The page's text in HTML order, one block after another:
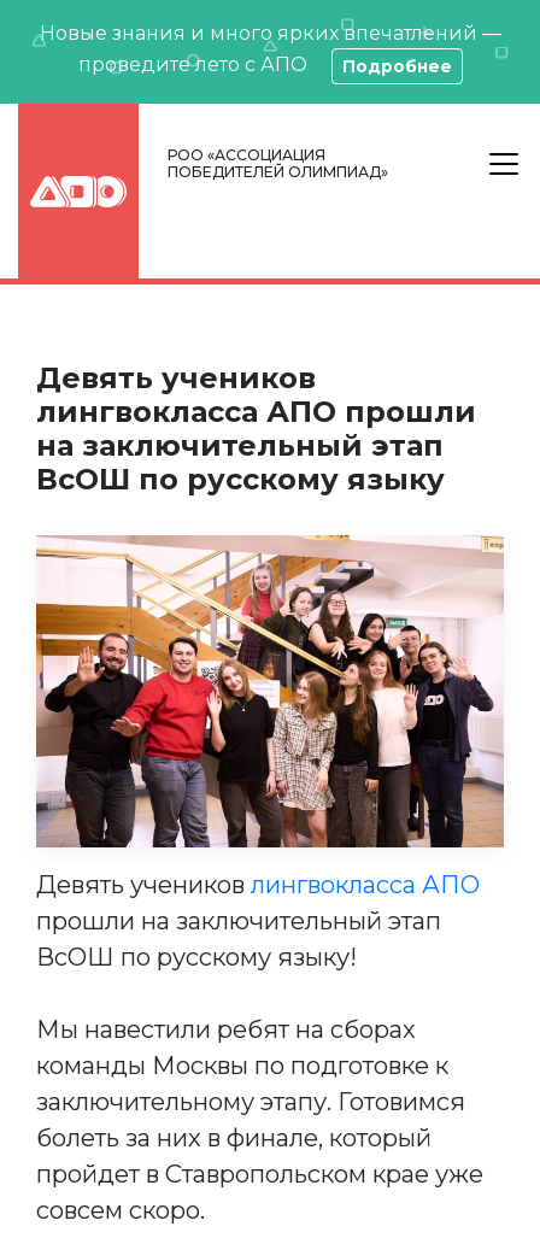
Новые знания и много ярких впечатлений —
проведите лето с АПО
Подробнее
РОО «АССОЦИАЦИЯ
ПОБЕДИТЕЛЕЙ ОЛИМПИАД»
Девять учеников
лингвокласса АПО прошли
на заключительный этап
ВсОШ по русскому языку
Девять учеников лингвокласса АПО
прошли на заключительный этап
ВсОШ по русскому языку!
Мы навестили ребят на сборах
команды Москвы по подготовке к
заключительному этапу. Готовимся
болеть за них в финале, который
пройдет в Ставропольском крае уже
совсем скоро.